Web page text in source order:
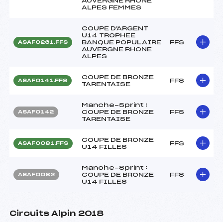
ALPES FEMMES
ASAF0261.FFS
COUPE D'ARGENT
U14 TROPHEE
BANQUE POPULAIRE
AUVERGNE RHONE
ALPES
FFS
ASAF0141.FFS
COUPE DE BRONZE
TARENTAISE
FFS
ASAF0142
Manche-Sprint :
COUPE DE BRONZE
TARENTAISE
FFS
ASAF0081.FFS
COUPE DE BRONZE
U14 FILLES
FFS
ASAF0082
Manche-Sprint :
COUPE DE BRONZE
U14 FILLES
FFS
Circuits Alpin 2018